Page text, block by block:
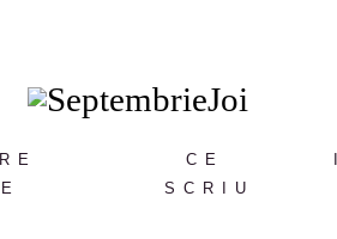
CE
SCRIU